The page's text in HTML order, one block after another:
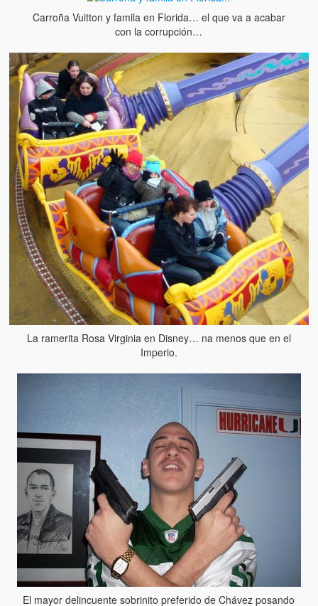
Carroña Vuitton y famila en Florida… el que va a acabar
con la corrupción…
La ramerita Rosa Virginia en Disney… na menos que en el
Imperio.
El mayor delincuente sobrinito preferido de Chávez posando